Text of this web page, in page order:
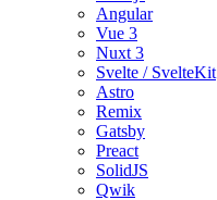
Angular
Vue 3
Nuxt 3
Svelte / SvelteKit
Astro
Remix
Gatsby
Preact
SolidJS
Qwik